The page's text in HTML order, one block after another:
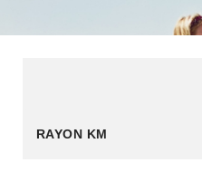
RAYON KM